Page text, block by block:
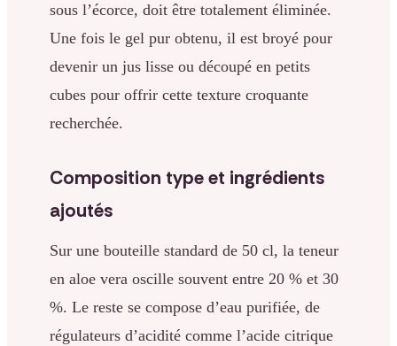
sous l’écorce, doit être totalement éliminée.
Une fois le gel pur obtenu, il est broyé pour
devenir un jus lisse ou découpé en petits
cubes pour offrir cette texture croquante
recherchée.
Composition type et ingrédients
ajoutés
Sur une bouteille standard de 50 cl, la teneur
en aloe vera oscille souvent entre 20 % et 30
%. Le reste se compose d’eau purifiée, de
régulateurs d’acidité comme l’acide citrique